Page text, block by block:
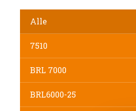
Alle
7510
BRL 7000
BRL6000-25